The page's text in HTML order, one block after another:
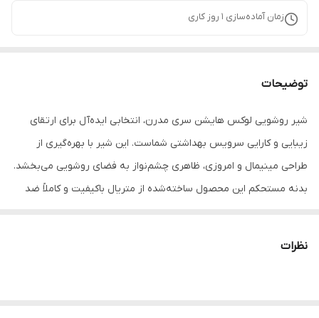
زمان آماده‌سازی 1 روز کاری
توضیحات
شیر روشویی لوکس هایشن سری مدرن، انتخابی ایده‌آل برای ارتقای
زیبایی و کارایی سرویس بهداشتی شماست. این شیر با بهره‌گیری از
طراحی مینیمال و امروزی، ظاهری چشم‌نواز به فضای روشویی می‌بخشد.
بدنه مستحکم این محصول ساخته‌شده از متریال باکیفیت و کاملاً ضد
بادوام هستید که علاوه بر کارایی عالی، دکوراسیون سرویس بهداشتی شما
نظرات